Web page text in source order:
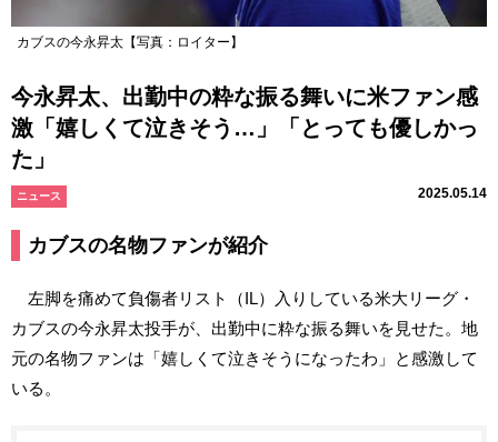
カブスの今永昇太【写真：ロイター】
今永昇太、出勤中の粋な振る舞いに米ファン感
激「嬉しくて泣きそう…」「とっても優しかっ
た」
ニュース 2025.05.14
カブスの名物ファンが紹介
左脚を痛めて負傷者リスト（IL）入りしている米大リーグ・
カブスの今永昇太投手が、出勤中に粋な振る舞いを見せた。地
元の名物ファンは「嬉しくて泣きそうになったわ」と感激して
いる。